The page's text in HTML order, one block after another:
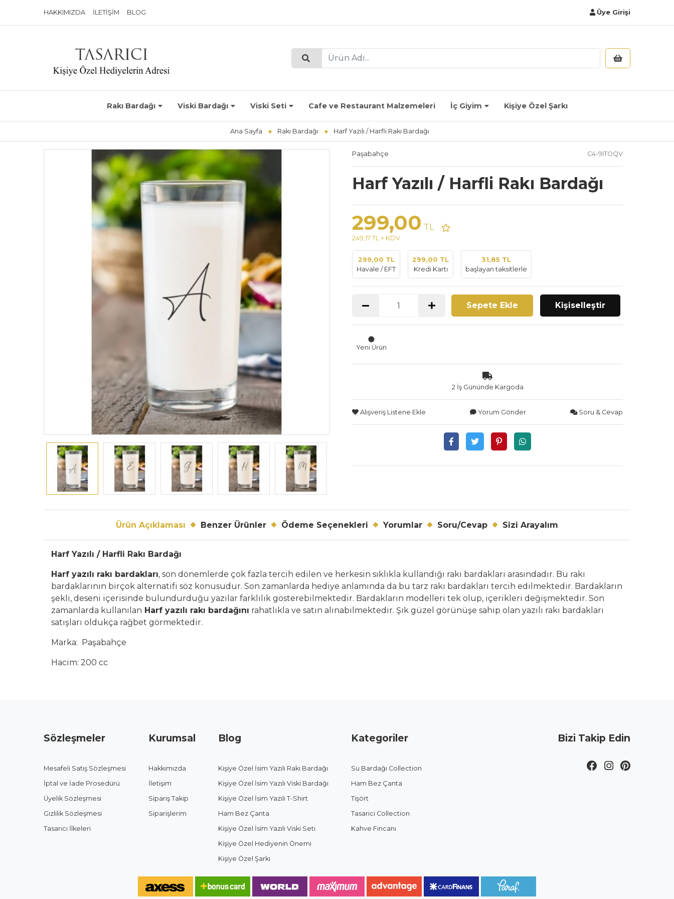
HAKKIMIZDA İLETIŞIM BLOG Üye Girişi
Rakı Bardağı Viski Bardağı Viski Seti Cafe ve Restaurant Malzemeleri İç Giyim Kişiye Özel Şarkı
Ana Sayfa Rakı Bardağı Harf Yazılı / Harfli Rakı Bardağı
Paşabahçe C4-9ITOQV
Harf Yazılı / Harfli Rakı Bardağı
299,00 TL
249,17 TL + KDV
299,00 TL
Havale / EFT
299,00 TL
Kredi Kartı
31,85 TL
başlayan taksitlerle
Sepete Ekle Kişiselleştir
Yeni Ürün
2 İş Gününde Kargoda
Alışveriş Listene Ekle Yorum Gönder Soru & Cevap
Ürün Açıklaması Benzer Ürünler Ödeme Seçenekleri Yorumlar Soru/Cevap Sizi Arayalım
Harf Yazılı / Harfli Rakı Bardağı
Harf yazılı rakı bardakları, son dönemlerde çok fazla tercih edilen ve herkesin sıklıkla kullandığı rakı bardakları arasındadır. Bu rakı
bardaklarının birçok alternatifi söz konusudur. Son zamanlarda hediye anlamında da bu tarz rakı bardakları tercih edilmektedir. Bardakların
şekli, deseni içerisinde bulundurduğu yazılar farklılık gösterebilmektedir. Bardakların modelleri tek olup, içerikleri değişmektedir. Son
zamanlarda kullanılan Harf yazılı rakı bardağını rahatlıkla ve satın alınabilmektedir. Şık güzel görünüşe sahip olan yazılı rakı bardakları
satışları oldukça rağbet görmektedir.
Marka: Paşabahçe
Hacim: 200 cc
Sözleşmeler
Mesafeli Satış Sözleşmesi
İptal ve İade Prosedürü
Üyelik Sözleşmesi
Gizlilik Sözleşmesi
Tasarıcı İlkeleri
Kurumsal
Hakkımızda
İletişim
Sipariş Takip
Siparişlerim
Blog
Kişiye Özel İsim Yazılı Rakı Bardağı
Kişiye Özel İsim Yazılı Viski Bardağı
Kişiye Özel İsim Yazılı T-Shirt
Ham Bez Çanta
Kişiye Özel İsim Yazılı Viski Seti
Kişiye Özel Hediyenin Önemi
Kişiye Özel Şarkı
Kategoriler
Su Bardağı Collection
Ham Bez Çanta
Tişört
Tasarici Collection
Kahve Fincanı
Bizi Takip Edin